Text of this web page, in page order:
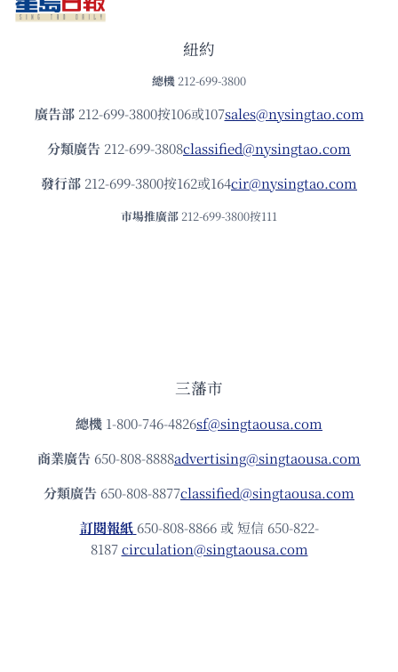
紐約
總機 212-699-3800
廣告部212-699-3800按106或107sales@nysingtao.com
分類廣告 212-699-3808classified@nysingtao.com
發⾏部 212-699-3800按162或164cir@nysingtao.com
市場推廣部 212-699-3800按111
三藩市
總機 1-800-746-4826sf@singtaousa.com
商業廣告 650-808-8888advertising@singtaousa.com
分類廣告 650-808-8877classified@singtaousa.com
訂閱報紙 650-808-8866 或 短信 650-822-
8187circulation@singtaousa.com